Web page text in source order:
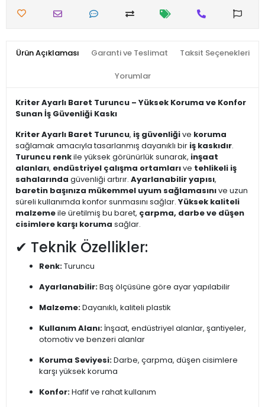
Ürün Açıklaması Garanti ve Teslimat Taksit Seçenekleri
Yorumlar
Kriter Ayarlı Baret Turuncu – Yüksek Koruma ve Konfor
Sunan İş Güvenliği Kaskı
Kriter Ayarlı Baret Turuncu, iş güvenliğive koruma
sağlamak amacıyla tasarlanmış dayanıklı bir iş kaskıdır.
Turuncu renkile yüksek görünürlük sunarak, inşaat
alanları, endüstriyel çalışma ortamlarıve tehlikeli iş
sahalarında güvenliği artırır. Ayarlanabilir yapısı,
baretin başınıza mükemmel uyum sağlamasınıve uzun
süreli kullanımda konfor sunmasını sağlar. Yüksek kaliteli
malzemeile üretilmiş bu baret, çarpma, darbe ve düşen
cisimlere karşı koruma sağlar.
✔ Teknik Özellikler:
Renk:Turuncu
Ayarlanabilir:Baş ölçüsüne göre ayar yapılabilir
Malzeme:Dayanıklı, kaliteli plastik
Kullanım Alanı: İnşaat, endüstriyel alanlar, şantiyeler,
otomotiv ve benzeri alanlar
Koruma Seviyesi:Darbe, çarpma, düşen cisimlere
karşı yüksek koruma
Konfor:Hafif ve rahat kullanım